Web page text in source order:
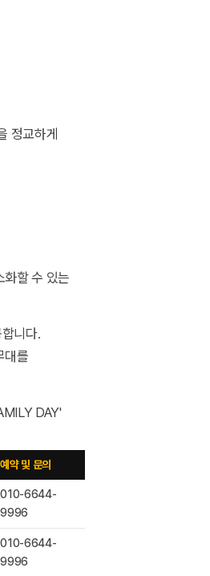
정교하게
화할 수 있는
니다.
대를
예약 및 문의
010-6644-
9996
010-6644-
9996